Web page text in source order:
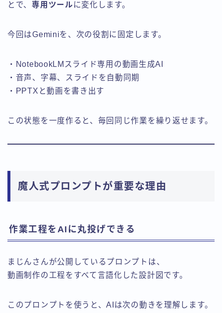
とで、専用ツール に変化します。
今回はGeminiを、次の役割に固定します。
・NotebookLMスライド専用の動画生成AI
・音声、字幕、スライドを自動同期
・PPTXと動画を書き出す
この状態を一度作ると、毎回同じ作業を繰り返せます。
魔人式プロンプトが重要な理由
作業工程をAIに丸投げできる
まじんさんが公開しているプロンプトは、
動画制作の工程をすべて言語化した設計図です。
このプロンプトを使うと、AIは次の動きを理解します。